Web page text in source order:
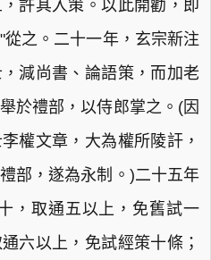
許其入策。以此開勸，即
之。二十一年，玄宗新注
減尚書、論語策，而加老
於禮部，以侍郎掌之。(因
權文章，大為權所陵訐，
部，遂為永制。)二十五年
，取通五以上，免舊試一
六以上，免試經策十條；